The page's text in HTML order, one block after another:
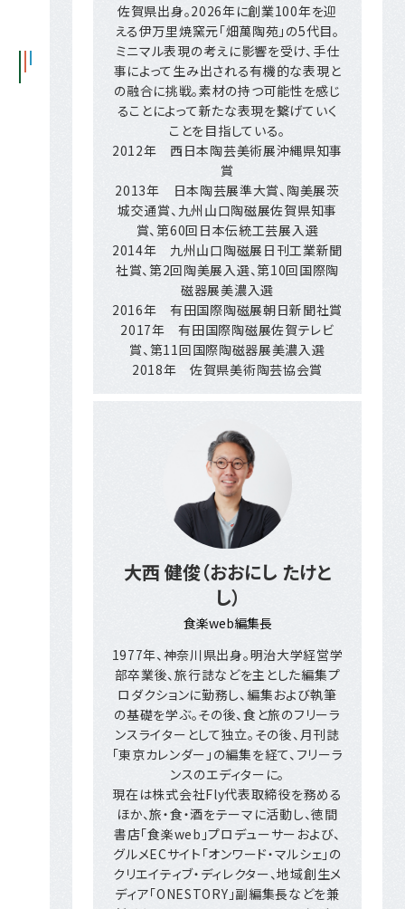
佐賀県出身。2026年に創業100年を迎
える伊万里焼窯元「畑萬陶苑」の5代目。
ミニマル表現の考えに影響を受け、手仕
事によって生み出される有機的な表現と
の融合に挑戦。素材の持つ可能性を感じ
ることによって新たな表現を繋げていく
ことを目指している。
2012年 西日本陶芸美術展沖縄県知事
賞
2013年 日本陶芸展準大賞、陶美展茨
城交通賞、九州山口陶磁展佐賀県知事
賞、第60回日本伝統工芸展入選
2014年 九州山口陶磁展日刊工業新聞
社賞、第2回陶美展入選、第10回国際陶
磁器展美濃入選
2016年 有田国際陶磁展朝日新聞社賞
2017年 有田国際陶磁展佐賀テレビ
賞、第11回国際陶磁器展美濃入選
2018年 佐賀県美術陶芸協会賞
大西 健俊（おおにし たけと
し）
食楽web編集長
1977年、神奈川県出身。明治大学経営学
部卒業後、旅行誌などを主とした編集プ
ロダクションに勤務し、編集および執筆
の基礎を学ぶ。その後、食と旅のフリーラ
ンスライターとして独立。その後、月刊誌
「東京カレンダー」の編集を経て、フリーラ
ンスのエディターに。
現在は株式会社Fly代表取締役を務める
ほか、旅・食・酒をテーマに活動し、徳間
書店「食楽web」プロデューサーおよび、
グルメECサイト「オンワード・マルシェ」の
クリエイティブ・ディレクター、地域創生メ
ディア「ONESTORY」副編集長などを兼